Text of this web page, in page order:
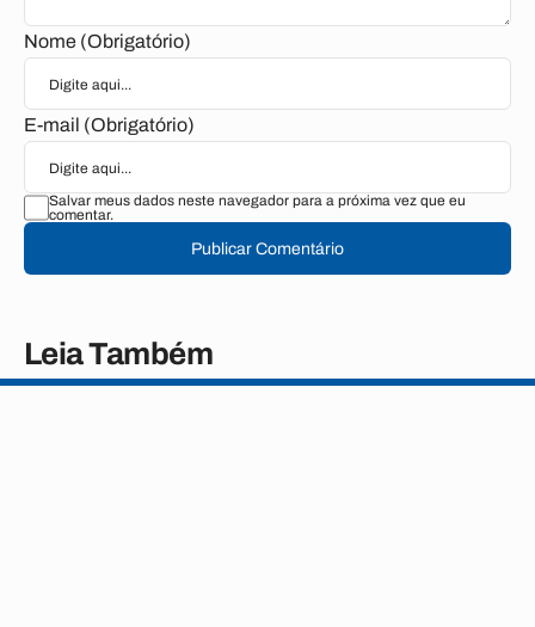
Nome (Obrigatório)
E-mail (Obrigatório)
Salvar meus dados neste navegador para a próxima vez que eu
comentar.
Publicar Comentário
Leia Também